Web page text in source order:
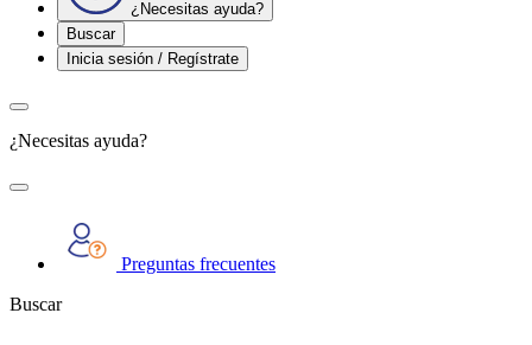
¿Necesitas ayuda?
Buscar
Inicia sesión / Regístrate
¿Necesitas ayuda?
Preguntas frecuentes
Buscar